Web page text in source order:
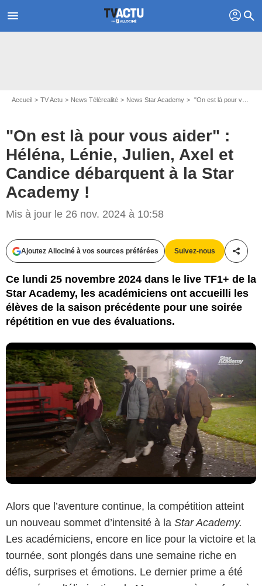
menu profil search
Accueil TV Actu News Télérealité News Star Academy "On est là pour vous aider" : Héléna, Lénie, Julien, Axel et Candice débarquent à la Star Academy !
"On est là pour vous aider" :
Héléna, Lénie, Julien, Axel et
Candice débarquent à la Star
Academy !
Mis à jour le 26 nov. 2024 à 10:58
Ajoutez Allociné à vos sources préférées Suivez-nous
Ce lundi 25 novembre 2024 dans le live TF1+ de la
Star Academy, les académiciens ont accueilli les
élèves de la saison précédente pour une soirée
répétition en vue des évaluations.
Alors que l’aventure continue, la compétition atteint
un nouveau sommet d’intensité à la Star Academy.
Les académiciens, encore en lice pour la victoire et la
tournée, sont plongés dans une semaine riche en
défis, surprises et émotions. Le dernier prime a été